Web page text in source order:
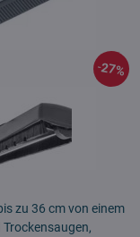
27%
zu 36 cm von einem